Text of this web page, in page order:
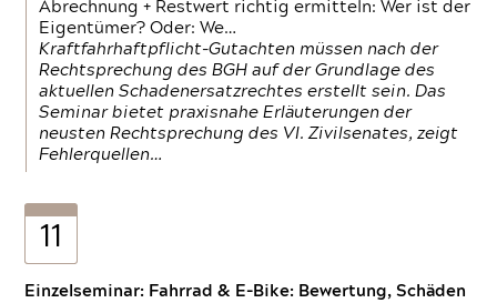
Abrechnung + Restwert richtig ermitteln: Wer ist der
Eigentümer? Oder: We…
Kraftfahrhaftpflicht-Gutachten müssen nach der
Rechtsprechung des BGH auf der Grundlage des
aktuellen Schadenersatzrechtes erstellt sein. Das
Seminar bietet praxisnahe Erläuterungen der
neusten Rechtsprechung des VI. Zivilsenates, zeigt
Fehlerquellen…
11
Einzelseminar: Fahrrad & E-Bike: Bewertung, Schäden